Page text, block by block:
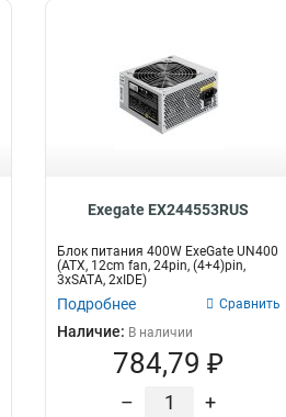
Exegate EX244553RUS
Блок питания 400W ExeGate UN400
(ATX, 12cm fan, 24pin, (4+4)pin,
3xSATA, 2xIDE)
Подробнее Сравнить
Наличие: В наличии
784,79 ₽
– +